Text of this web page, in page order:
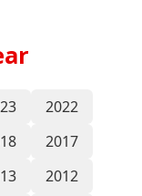
2022
2017
2012